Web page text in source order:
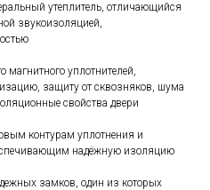
утеплитель, отличающийся
звукоизоляцией,
магнитного уплотнителей,
защиту от сквозняков, шума
свойства двери
контурам уплотнения и
надёжную изоляцию
замков, один из которых